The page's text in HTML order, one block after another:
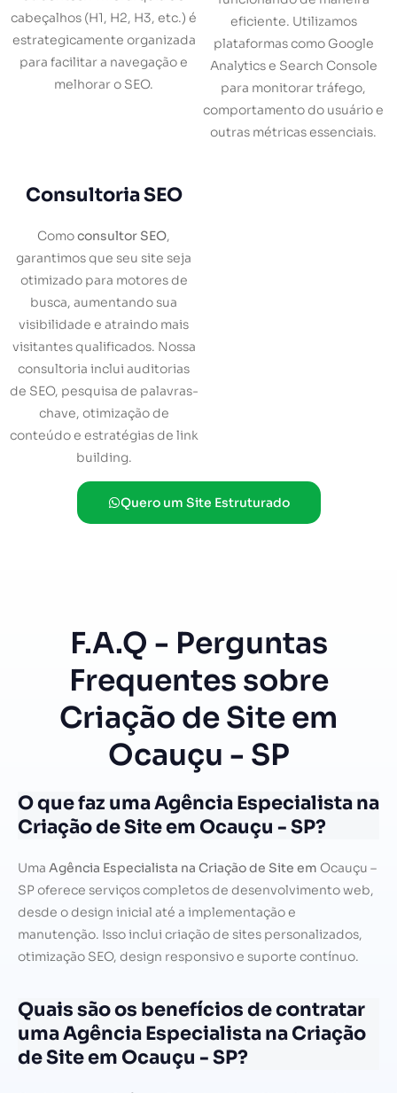
cabeçalhos (H1, H2, H3, etc.) é
estrategicamente organizada
para facilitar a navegação e
melhorar o SEO.
eficiente. Utilizamos
plataformas como Google
Analytics e Search Console
para monitorar tráfego,
comportamento do usuário e
outras métricas essenciais.
Consultoria SEO
Comoconsultor SEO,
garantimos que seu site seja
otimizado para motores de
busca, aumentando sua
visibilidade e atraindo mais
visitantes qualificados. Nossa
consultoria inclui auditorias
de SEO, pesquisa de palavras-
chave, otimização de
conteúdo e estratégias de link
building.
Quero um Site Estruturado
F.A.Q - Perguntas
Frequentes sobre
Criação de Site em
Ocauçu - SP
O que faz uma Agência Especialista na
Criação de Site em Ocauçu - SP?
Uma Agência Especialista na Criação de Site em Ocauçu –
SP oferece serviços completos de desenvolvimento web,
desde o design inicial até a implementação e
manutenção. Isso inclui criação de sites personalizados,
otimização SEO, design responsivo e suporte contínuo.
Quais são os benefícios de contratar
uma Agência Especialista na Criação
de Site em Ocauçu - SP?